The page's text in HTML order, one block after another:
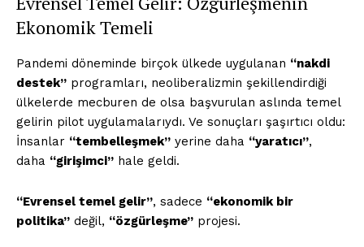
Ekonomik Temeli
Pandemi döneminde birçok ülkede uygulanan “nakdi
destek” programları, neoliberalizmin şekillendirdiği
ülkelerde mecburen de olsa başvurulan aslında temel
gelirin pilot uygulamalarıydı. Ve sonuçları şaşırtıcı oldu:
İnsanlar “tembelleşmek” yerine daha “yaratıcı”,
daha “girişimci” hale geldi.
“Evrensel temel gelir”, sadece “ekonomik bir
politika” değil, “özgürleşme” projesi.